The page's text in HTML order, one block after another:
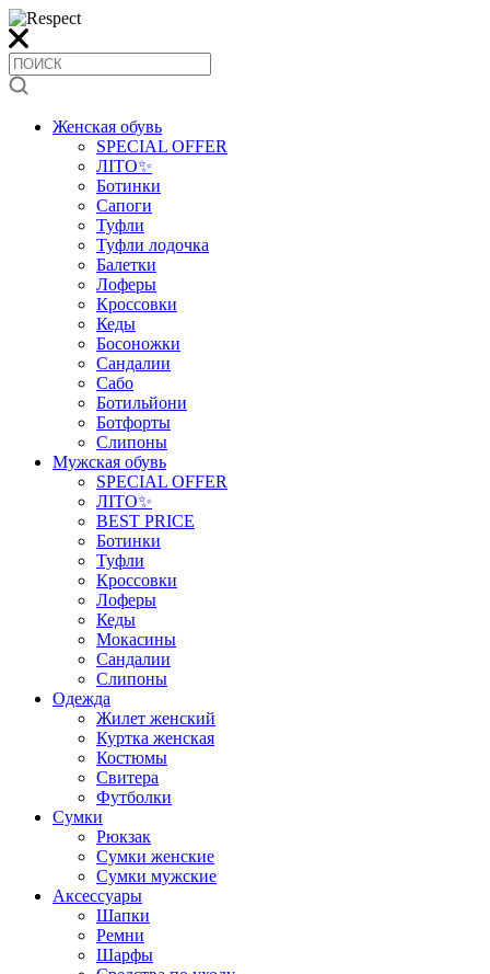
Женская обувь
SPECIAL OFFER
ЛІТО✨
Ботинки
Сапоги
Туфли
Туфли лодочка
Балетки
Лоферы
Кроссовки
Кеды
Босоножки
Сандалии
Сабо
Ботильйони
Ботфорты
Слипоны
Мужская обувь
SPECIAL OFFER
ЛІТО✨
BEST PRICE
Ботинки
Туфли
Кроссовки
Лоферы
Кеды
Мокасины
Сандалии
Слипоны
Одежда
Жилет женский
Куртка женская
Костюмы
Свитера
Футболки
Сумки
Рюкзак
Сумки женские
Сумки мужские
Аксеcсуары
Шапки
Ремни
Шарфы